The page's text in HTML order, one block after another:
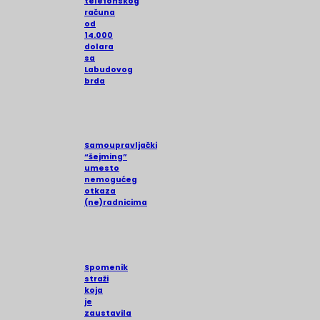
računa
od
14.000
dolara
sa
Labudovog
brda
Samoupravljački
“šejming”
umesto
nemogućeg
otkaza
(ne)radnicima
Spomenik
straži
koja
je
zaustavila